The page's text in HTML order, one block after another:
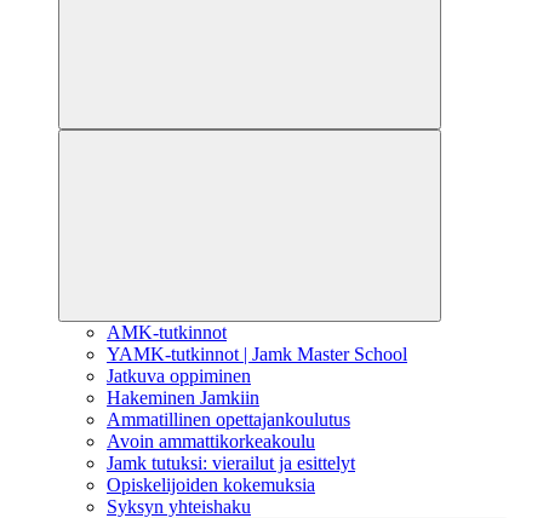
AMK-tutkinnot
YAMK-tutkinnot | Jamk Master School
Jatkuva oppiminen
Hakeminen Jamkiin
Ammatillinen opettajankoulutus
Avoin ammattikorkeakoulu
Jamk tutuksi: vierailut ja esittelyt
Opiskelijoiden kokemuksia
Syksyn yhteishaku